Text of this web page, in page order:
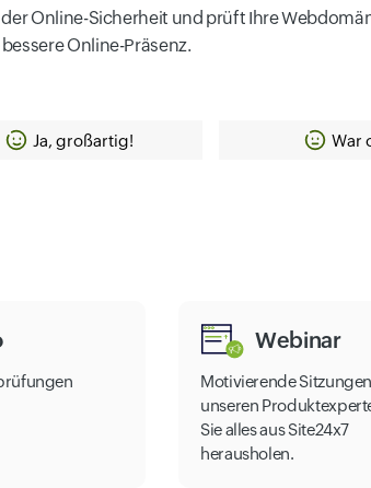
Online-Sicherheit und prüft Ihre
Online-Präsenz.
Ja, großartig! War
Webinar
Motivierende
unseren
Sie alles aus Site24x7
herausholen.